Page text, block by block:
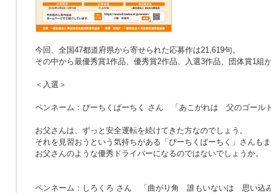
今回、全国47都道府県から寄せられた応募作は21,619句。
その中から最優秀賞1作品、優秀賞2作品、入選3作品、団体賞1組
＜入選＞
ペンネーム：ぴーちくぱーちく さん 「あこがれは 父のゴール
お父さんは、ずっと安全運転を続けてきた方なのでしょう。
それを見習おうという気持ちがある「ぴーちくぱーちく」さんも
お父さんのような優秀ドライバーになるのではないでしょうか。
ペンネーム：しろくろ さん
「曲がり角 誰もいないは 思い込